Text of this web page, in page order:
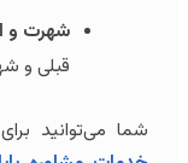
شهرت و
قبلی و
شما می‌توانید برای